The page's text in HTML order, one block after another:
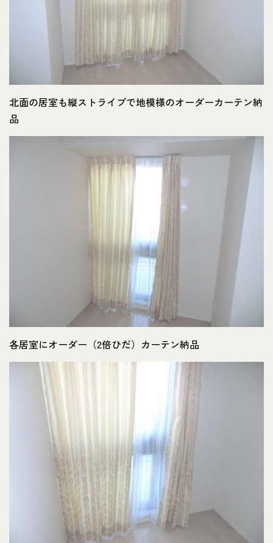
北面の居室も縦ストライプで地模様のオーダーカーテン納
品
各居室にオーダー（2倍ひだ）カーテン納品